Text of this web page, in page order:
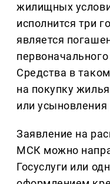
жилищных
исполнится три
является
Средства в
на покупку
или усыновления
Заявление на
МСК можно
Госуслуги или